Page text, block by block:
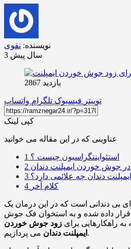
نویسنده: نقوی
3 سال پیش
بازدید 2867
توییتر فیسبوک تلگرام واتساپ
کپی لینک
عناوینی که در این مقاله می خوانید
1 استئواینتگراسیون چیست ؟
2 جوش خوردن ایمپلنت دندان
3 دندان چه علائمی دارد؟
4 کلام آخر
بی دندانی است که در این درمان یک
قرار داده شده و به استخوان فک جوش
راهکارهایی برای زود جوش خوردن
ایمپلنت دندان می پردازیم.